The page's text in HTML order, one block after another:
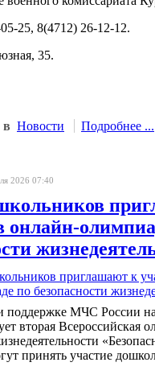
25, 8(4712) 26-12-12.
35.
в Новости Подробнее ...
2026 07:40
онлайн-
поддержке МЧС России
вторая Всероссийская
принять участие